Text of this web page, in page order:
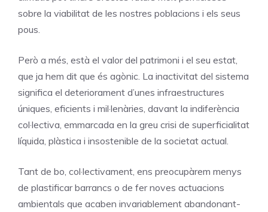
sobre la viabilitat de les nostres poblacions i els seus
pous.
Però a més, està el valor del patrimoni i el seu estat,
que ja hem dit que és agònic. La inactivitat del sistema
significa el deteriorament d’unes infraestructures
úniques, eficients i mil·lenàries, davant la indiferència
col·lectiva, emmarcada en la greu crisi de superficialitat
líquida, plàstica i insostenible de la societat actual.
Tant de bo, col·lectivament, ens preocupàrem menys
de plastificar barrancs o de fer noves actuacions
ambientals que acaben invariablement abandonant-